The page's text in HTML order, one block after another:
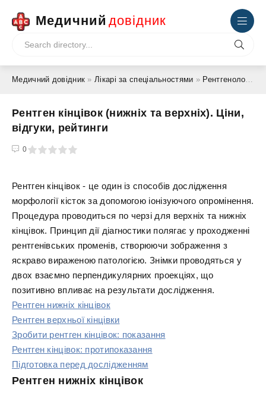
Медичний довідник
Медичний довідник »Лікарі за спеціальностями » Рентгенолог »
Рентген кінцівок (нижніх та верхніх). Ціни,
відгуки, рейтинги
0
5
Рентген кінцівок - це один із способів дослідження
морфології кісток за допомогою іонізуючого опромінення.
Процедура проводиться по черзі для верхніх та нижніх
кінцівок. Принцип дії діагностики полягає у проходженні
рентгенівських променів, створюючи зображення з
яскраво вираженою патологією. Знімки проводяться у
двох взаємно перпендикулярних проекціях, що
позитивно впливає на результати дослідження.
Рентген нижніх кінцівок
Рентген верхньої кінцівки
Зробити рентген кінцівок: показання
Рентген кінцівок: протипоказання
Підготовка перед дослідженням
Рентген нижніх кінцівок